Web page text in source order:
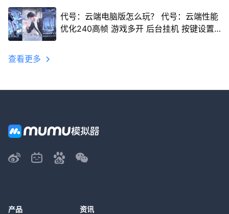
代号：云端电脑版怎么玩？ 代号：云端性能
优化240高帧 游戏多开 后台挂机 按键设置
查看更多
产品 资讯